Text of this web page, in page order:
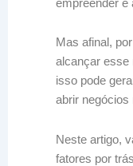
empreender e
Mas afinal,
alcançar esse
isso pode
abrir negócios
Neste artigo,
fatores por